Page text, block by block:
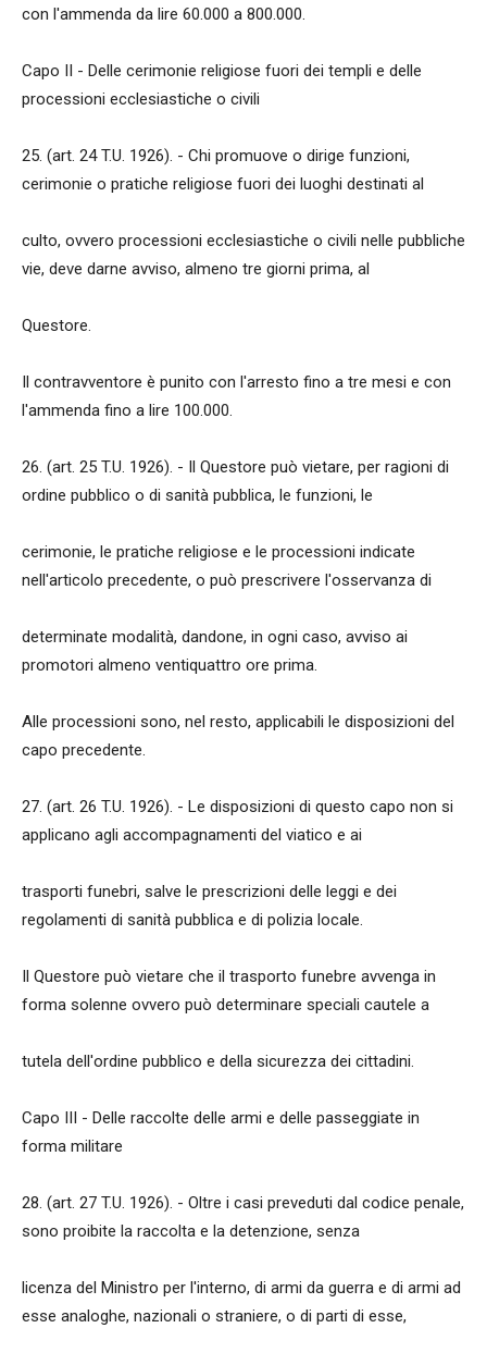
con l'ammenda da lire 60.000 a 800.000.
Capo II - Delle cerimonie religiose fuori dei templi e delle
processioni ecclesiastiche o civili
25. (art. 24 T.U. 1926). - Chi promuove o dirige funzioni,
cerimonie o pratiche religiose fuori dei luoghi destinati al
culto, ovvero processioni ecclesiastiche o civili nelle pubbliche
vie, deve darne avviso, almeno tre giorni prima, al
Questore.
Il contravventore è punito con l'arresto fino a tre mesi e con
l'ammenda fino a lire 100.000.
26. (art. 25 T.U. 1926). - Il Questore può vietare, per ragioni di
ordine pubblico o di sanità pubblica, le funzioni, le
cerimonie, le pratiche religiose e le processioni indicate
nell'articolo precedente, o può prescrivere l'osservanza di
determinate modalità, dandone, in ogni caso, avviso ai
promotori almeno ventiquattro ore prima.
Alle processioni sono, nel resto, applicabili le disposizioni del
capo precedente.
27. (art. 26 T.U. 1926). - Le disposizioni di questo capo non si
applicano agli accompagnamenti del viatico e ai
trasporti funebri, salve le prescrizioni delle leggi e dei
regolamenti di sanità pubblica e di polizia locale.
Il Questore può vietare che il trasporto funebre avvenga in
forma solenne ovvero può determinare speciali cautele a
tutela dell'ordine pubblico e della sicurezza dei cittadini.
Capo III - Delle raccolte delle armi e delle passeggiate in
forma militare
28. (art. 27 T.U. 1926). - Oltre i casi preveduti dal codice penale,
sono proibite la raccolta e la detenzione, senza
licenza del Ministro per l'interno, di armi da guerra e di armi ad
esse analoghe, nazionali o straniere, o di parti di esse,